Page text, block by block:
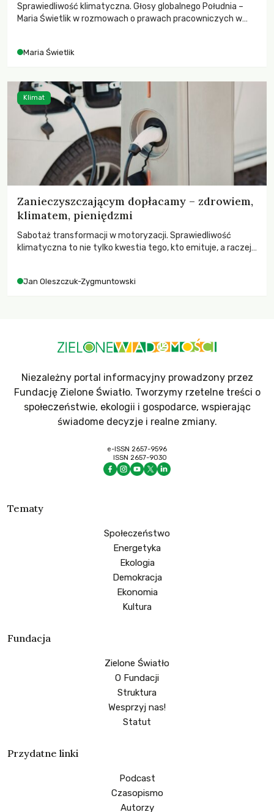
Sprawiedliwość klimatyczna. Głosy globalnego Południa –
Maria Świetlik w rozmowach o prawach pracowniczych w
Maria Świetlik
Zanieczyszczającym dopłacamy – zdrowiem,
klimatem, pieniędzmi
Sabotaż transformacji w motoryzacji. Sprawiedliwość
klimatyczna to nie tylko kwestia tego, kto emituje, a raczej
Jan Oleszczuk-Zygmuntowski
Klimat
Niezależny portal informacyjny prowadzony przez
Fundację Zielone Światło. Tworzymy rzetelne treści o
społeczeństwie, ekologii i gospodarce, wspierając
świadome decyzje i realne zmiany.
e-ISSN 2657-9596
ISSN 2657-9030
Tematy
Społeczeństwo
Energetyka
Ekologia
Demokracja
Ekonomia
Kultura
Fundacja
Zielone Światło
O Fundacji
Struktura
Wesprzyj nas!
Statut
Przydatne linki
Podcast
Czasopismo
Autorzy